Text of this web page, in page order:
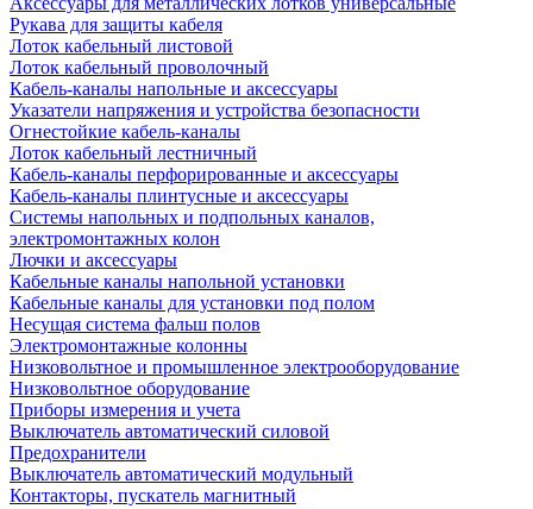
Рукава для защиты кабеля
Лоток кабельный листовой
Лоток кабельный проволочный
Кабель-каналы напольные и аксессуары
Указатели напряжения и устройства безопасности
Огнестойкие кабель-каналы
Лоток кабельный лестничный
Кабель-каналы перфорированные и аксессуары
Кабель-каналы плинтусные и аксессуары
Системы напольных и подпольных каналов,
электромонтажных колон
Лючки и аксессуары
Кабельные каналы напольной установки
Кабельные каналы для установки под полом
Несущая система фальш полов
Электромонтажные колонны
Низковольтное и промышленное электрооборудование
Низковольтное оборудование
Приборы измерения и учета
Выключатель автоматический силовой
Предохранители
Выключатель автоматический модульный
Контакторы, пускатель магнитный